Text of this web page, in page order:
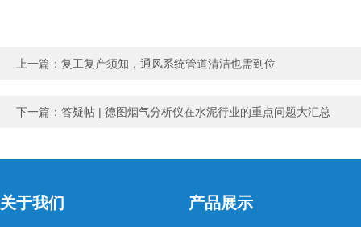
上一篇： 复工复产须知，通风系统管道清洁也需到位
下一篇： 答疑帖 | 德图烟气分析仪在水泥行业的重点问题大汇总
关于我们 产品展示